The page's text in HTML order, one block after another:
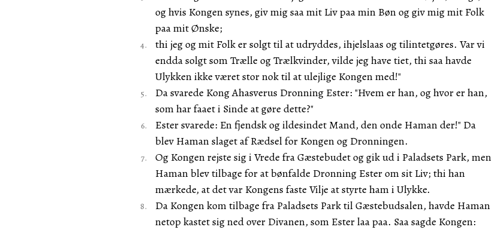
og hvis Kongen synes, giv mig saa mit Liv paa min Bøn og giv mig mit Folk
paa mit Ønske;
thi jeg og mit Folk er solgt til at udryddes, ihjelslaas og tilintetgøres. Var vi
endda solgt som Trælle og Trælkvinder, vilde jeg have tiet, thi saa havde
Ulykken ikke været stor nok til at ulejlige Kongen med!"
Da svarede Kong Ahasverus Dronning Ester: "Hvem er han, og hvor er han,
som har faaet i Sinde at gøre dette?"
Ester svarede: En fjendsk og ildesindet Mand, den onde Haman der!" Da
blev Haman slaget af Rædsel for Kongen og Dronningen.
Og Kongen rejste sig i Vrede fra Gæstebudet og gik ud i Paladsets Park, men
Haman blev tilbage for at bønfalde Dronning Ester om sit Liv; thi han
mærkede, at det var Kongens faste Vilje at styrte ham i Ulykke.
Da Kongen kom tilbage fra Paladsets Park til Gæstebudsalen, havde Haman
netop kastet sig ned over Divanen, som Ester laa paa. Saa sagde Kongen: